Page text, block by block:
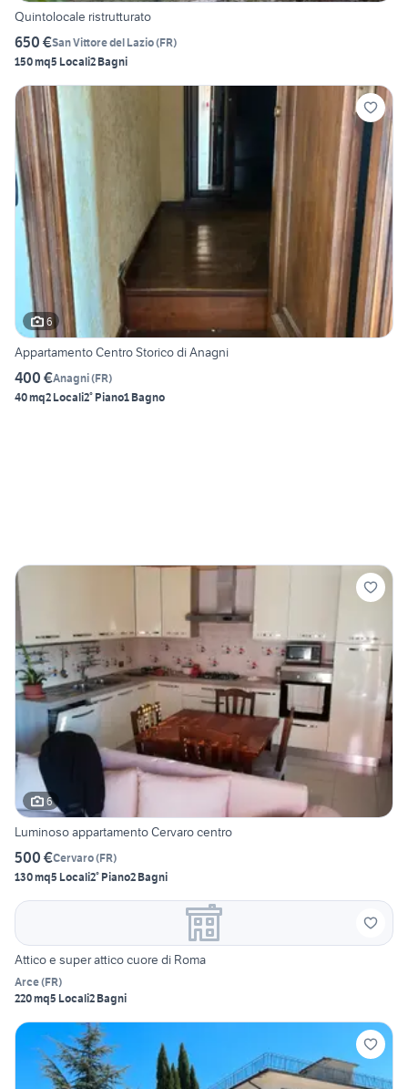
Quintolocale ristrutturato
650 €San Vittore del Lazio(FR)
150 mq5 Locali2 Bagni
6
Appartamento Centro Storico di Anagni
400 €Anagni(FR)
40 mq2 Locali2° Piano1 Bagno
6
Luminoso appartamento Cervaro centro
500 €Cervaro(FR)
130 mq5 Locali2° Piano2 Bagni
Attico e super attico cuore di Roma
Arce(FR)
220 mq5 Locali2 Bagni